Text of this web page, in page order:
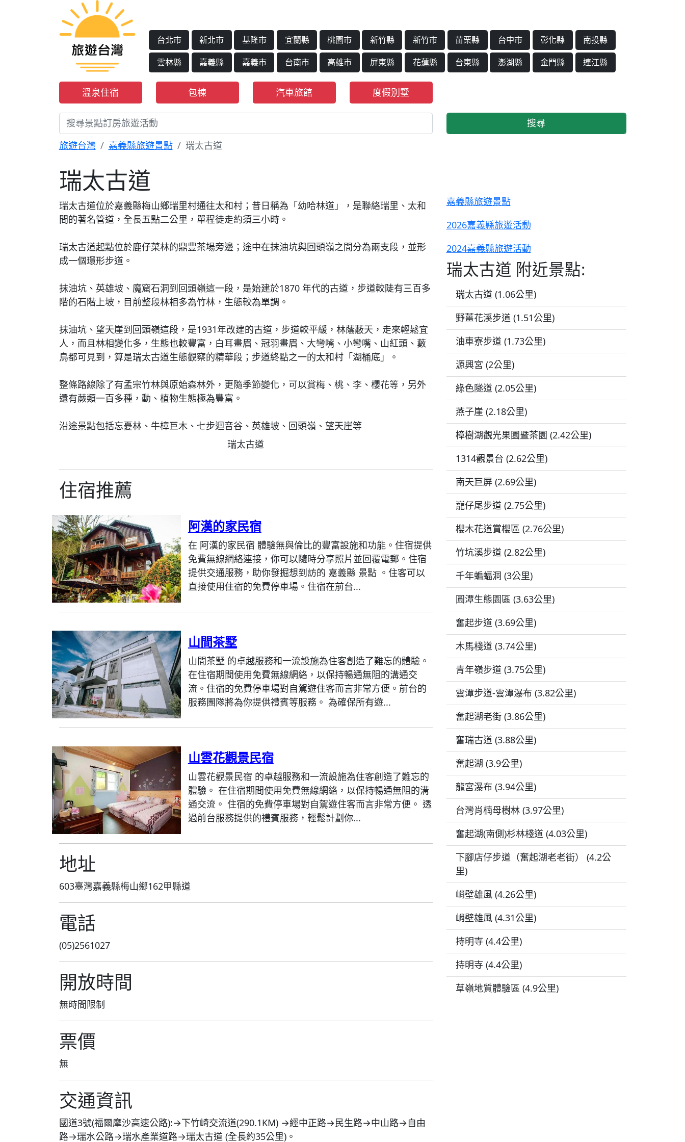
台北市 新北市 基隆市 宜蘭縣 桃園市 新竹縣 新竹市 苗栗縣 台中市 彰化縣
南投縣
雲林縣
嘉義縣 嘉義市 台南市 高雄市 屏東縣 花蓮縣 台東縣 澎湖縣 金門縣 連江縣
溫泉住宿 包棟 汽車旅館 度假別墅
搜尋
旅遊台灣
嘉義縣旅遊景點 瑞太古道
瑞太古道
瑞太古道位於嘉義縣梅山鄉瑞里村通往太和村；昔日稱為「幼哈林道」，是聯絡瑞里、太和
間的著名管道，全長五點二公里，單程徒走約須三小時。
瑞太古道起點位於鹿仔菜林的鼎豐茶場旁邊；途中在抹油坑與回頭嶺之間分為兩支段，並形
成一個環形步道。
抹油坑、英雄坡、魔窟石洞到回頭嶺這一段，是始建於1870 年代的古道，步道較陡有三百多
階的石階上坡，目前整段林相多為竹林，生態較為單調。
抹油坑、望天崖到回頭嶺這段，是1931年改建的古道，步道較平緩，林蔭蔽天，走來輕鬆宜
人，而且林相變化多，生態也較豐富，白耳畫眉、冠羽畫眉、大彎嘴、小彎嘴、山紅頭、藪
鳥都可見到，算是瑞太古道生態觀察的精華段；步道終點之一的太和村「湖桶底」。
整條路線除了有孟宗竹林與原始森林外，更隨季節變化，可以賞梅、桃、李、櫻花等，另外
還有蕨類一百多種，動、植物生態極為豐富。
沿途景點包括忘憂林、牛樟巨木、七步迴音谷、英雄坡、回頭嶺、望天崖等
瑞太古道
住宿推薦
阿漢的家民宿
在 阿漢的家民宿 體驗無與倫比的豐富設施和功能。住宿提供
免費無線網絡連接，你可以隨時分享照片並回覆電郵。住宿
提供交通服務，助你發掘想到訪的 嘉義縣 景點 。住客可以
直接使用住宿的免費停車場。住宿在前台...
山間茶墅
山間茶墅 的卓越服務和一流設施為住客創造了難忘的體驗。
在住宿期間使用免費無線網絡，以保持暢通無阻的溝通交
流。住宿的免費停車場對自駕遊住客而言非常方便。前台的
服務團隊將為你提供禮賓等服務。 為確保所有遊...
山雲花觀景民宿
山雲花觀景民宿 的卓越服務和一流設施為住客創造了難忘的
體驗。 在住宿期間使用免費無線網絡，以保持暢通無阻的溝
通交流。 住宿的免費停車場對自駕遊住客而言非常方便。 透
過前台服務提供的禮賓服務，輕鬆計劃你...
地址
603臺灣嘉義縣梅山鄉162甲縣道
電話
(05)2561027
開放時間
無時間限制
票價
無
交通資訊
國道3號(福爾摩沙高速公路):→下竹崎交流道(290.1KM) →經中正路→民生路→中山路→自由
路→瑞水公路→瑞水產業道路→瑞太古道 (全長約35公里)。
嘉義縣旅遊景點
2026嘉義縣旅遊活動
2024嘉義縣旅遊活動
瑞太古道 附近景點:
瑞太古道 (1.06公里)
野薑花溪步道 (1.51公里)
油車寮步道 (1.73公里)
源興宮 (2公里)
綠色隧道 (2.05公里)
燕子崖 (2.18公里)
樟樹湖觀光果園暨茶園 (2.42公里)
1314觀景台 (2.62公里)
南天巨屏 (2.69公里)
巃仔尾步道 (2.75公里)
櫻木花道賞櫻區 (2.76公里)
竹坑溪步道 (2.82公里)
千年蝙蝠洞 (3公里)
圓潭生態園區 (3.63公里)
奮起步道 (3.69公里)
木馬棧道 (3.74公里)
青年嶺步道 (3.75公里)
雲潭步道-雲潭瀑布 (3.82公里)
奮起湖老街 (3.86公里)
奮瑞古道 (3.88公里)
奮起湖 (3.9公里)
龍宮瀑布 (3.94公里)
台灣肖楠母樹林 (3.97公里)
奮起湖(南側)杉林棧道 (4.03公里)
下腳店仔步道（奮起湖老老街） (4.2公
里)
峭壁雄風 (4.26公里)
峭壁雄風 (4.31公里)
持明寺 (4.4公里)
持明寺 (4.4公里)
草嶺地質體驗區 (4.9公里)